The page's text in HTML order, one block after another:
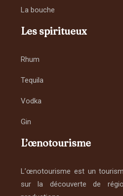
La bouche
Les spiritueux
Rhum
Tequila
Vodka
Gin
L’œnotourisme
L’œnotourisme est un
sur la découverte de